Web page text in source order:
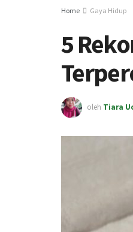
Home Gaya Hidup
5
oleh Tiara